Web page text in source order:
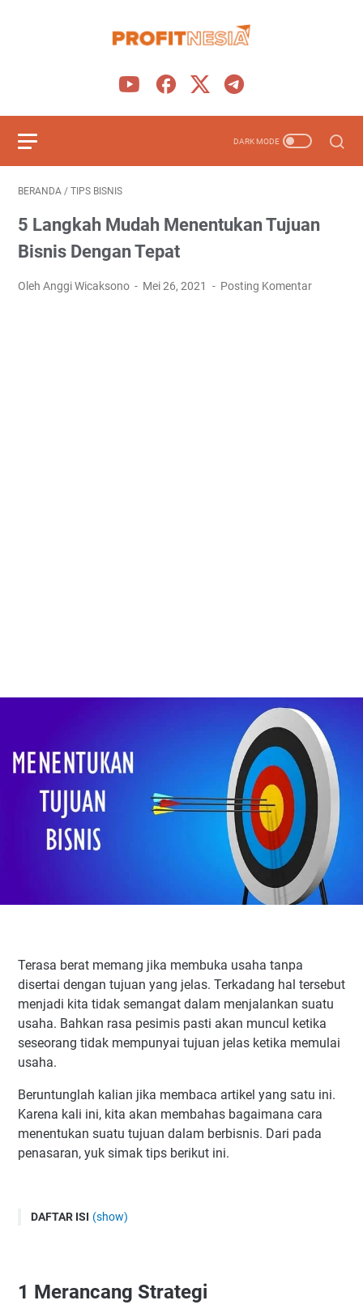
BERANDA / TIPS BISNIS
5 Langkah Mudah Menentukan Tujuan
Bisnis Dengan Tepat
Oleh Anggi Wicaksono Mei 26, 2021 Posting Komentar
Terasa berat memang jika membuka usaha tanpa
disertai dengan tujuan yang jelas. Terkadang hal tersebut
menjadi kita tidak semangat dalam menjalankan suatu
usaha. Bahkan rasa pesimis pasti akan muncul ketika
seseorang tidak mempunyai tujuan jelas ketika memulai
usaha.
Beruntunglah kalian jika membaca artikel yang satu ini.
Karena kali ini, kita akan membahas bagaimana cara
menentukan suatu tujuan dalam berbisnis. Dari pada
penasaran, yuk simak tips berikut ini.
DAFTAR ISI (show)
3 Tentukan Batas Waktu Pencapaian
1 Merancang Strategi